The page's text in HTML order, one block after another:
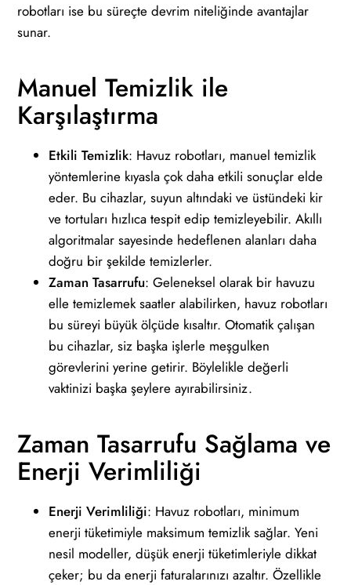
robotları ise bu süreçte devrim niteliğinde avantajlar
sunar.
Manuel Temizlik ile
Karşılaştırma
Etkili Temizlik: Havuz robotları, manuel temizlik
yöntemlerine kıyasla çok daha etkili sonuçlar elde
eder. Bu cihazlar, suyun altındaki ve üstündeki kir
ve tortuları hızlıca tespit edip temizleyebilir. Akıllı
algoritmalar sayesinde hedeflenen alanları daha
doğru bir şekilde temizlerler.
Zaman Tasarrufu: Geleneksel olarak bir havuzu
elle temizlemek saatler alabilirken, havuz robotları
bu süreyi büyük ölçüde kısaltır. Otomatik çalışan
bu cihazlar, siz başka işlerle meşgulken
görevlerini yerine getirir. Böylelikle değerli
vaktinizi başka şeylere ayırabilirsiniz.
Zaman Tasarrufu Sağlama ve
Enerji Verimliliği
Enerji Verimliliği: Havuz robotları, minimum
enerji tüketimiyle maksimum temizlik sağlar. Yeni
nesil modeller, düşük enerji tüketimleriyle dikkat
çeker; bu da enerji faturalarınızı azaltır. Özellikle